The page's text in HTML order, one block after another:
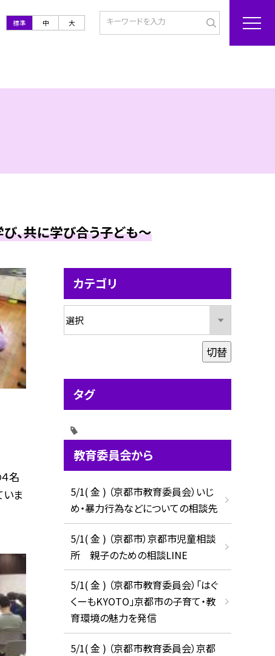
標準 中 大
、共に学び合う子ども～
名
いま
カテゴリ
切替
タグ
教育委員会から
5/1( 金 ) （京都市教育委員会）いじ
め・暴力行為などについての相談先
5/1( 金 ) （京都市）京都市児童相談
所 親子のための相談LINE
5/1( 金 ) （京都市教育委員会）「はぐ
くーもKYOTO」京都市の子育て・教
育環境の魅力を発信
5/1( 金 ) （京都市教育委員会）京都